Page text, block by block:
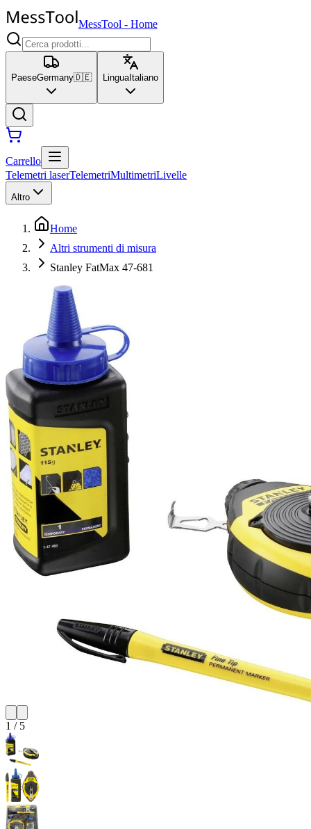
MessTool - Home
PaeseGermany🇩🇪 LinguaItaliano
Carrello
Telemetri laserTelemetriMultimetriLivelle
Altro
Home
Altri strumenti di misura
Stanley FatMax 47-681
1 / 5